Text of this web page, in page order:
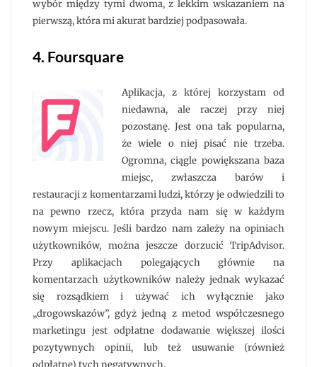
wybór między tymi dwoma, z lekkim wskazaniem na
pierwszą, która mi akurat bardziej podpasowała.
4. Foursquare
Aplikacja, z której korzystam od
niedawna, ale raczej przy niej
pozostanę. Jest ona tak popularna,
że wiele o niej pisać nie trzeba.
Ogromna, ciągle powiększana baza
miejsc, zwłaszcza barów i
restauracji z komentarzami ludzi, którzy je odwiedzili to
na pewno rzecz, która przyda nam się w każdym
nowym miejscu. Jeśli bardzo nam zależy na opiniach
użytkowników, można jeszcze dorzucić TripAdvisor.
Przy aplikacjach polegających głównie na
komentarzach użytkowników należy jednak wykazać
się rozsądkiem i używać ich wyłącznie jako
„drogowskazów”, gdyż jedną z metod współczesnego
marketingu jest odpłatne dodawanie większej ilości
pozytywnych opinii, lub też usuwanie (również
odpłatne) tych negatywnych.